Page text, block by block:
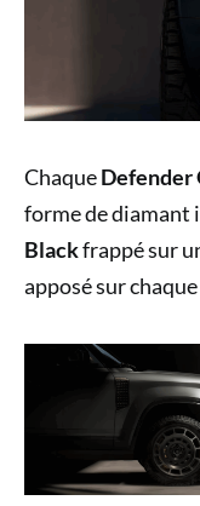
ChaqueDefender
forme de diamant
Blackfrappé sur
apposé sur